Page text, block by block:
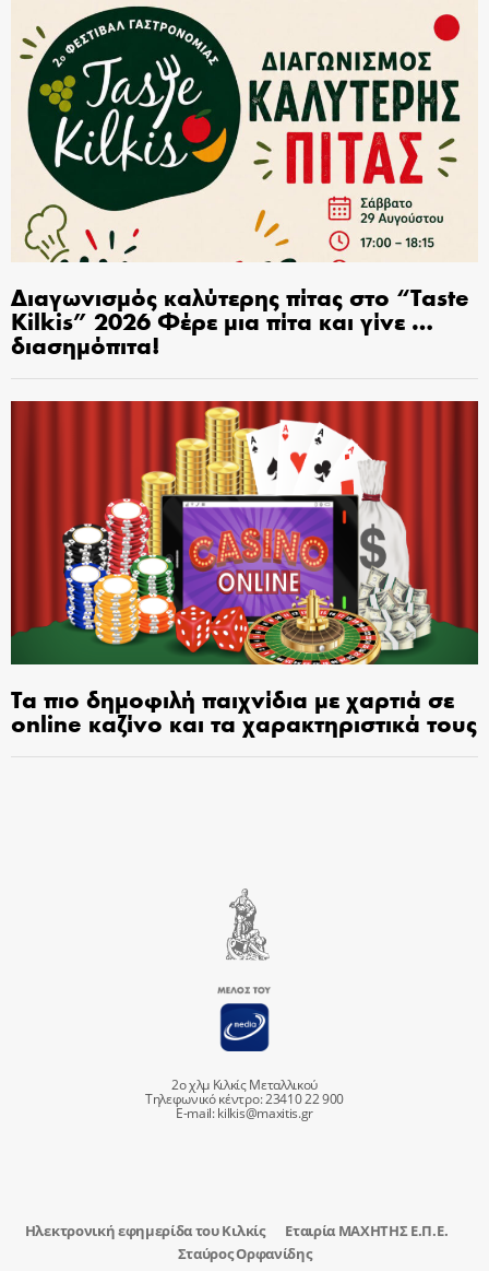
Διαγωνισμός καλύτερης πίτας στο “Taste
Kilkis” 2026 Φέρε μια πίτα και γίνε …
διασημόπιτα!
Τα πιο δημοφιλή παιχνίδια με χαρτιά σε
online καζίνο και τα χαρακτηριστικά τους
2ο χλμ Κιλκίς Μεταλλικού
Τηλεφωνικό κέντρο: 23410 22 900
E-mail:kilkis@maxitis.gr
Ηλεκτρονική εφημερίδα του Κιλκίς
Εταιρία ΜΑΧΗΤΗΣ Ε.Π.Ε.
Σταύρος Ορφανίδης